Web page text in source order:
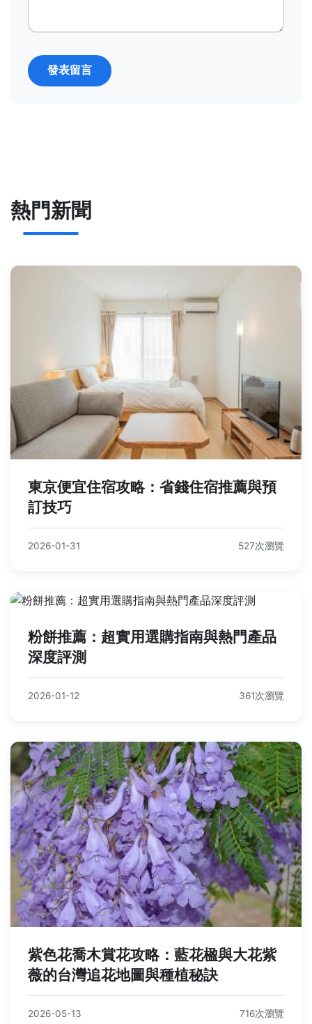
發表留言
熱門新聞
東京便宜住宿攻略：省錢住宿推薦與預
訂技巧
2026-01-31 527次瀏覽
粉餅推薦：超實用選購指南與熱門產品
深度評測
2026-01-12 361次瀏覽
紫色花喬木賞花攻略：藍花楹與大花紫
薇的台灣追花地圖與種植秘訣
2026-05-13 716次瀏覽